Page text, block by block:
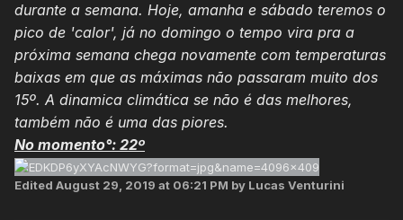
durante a semana. Hoje, amanha e sábado teremos o
pico de 'calor', já no domingo o tempo vira pra a
próxima semana chega novamente com temperaturas
baixas em que as máximas não passaram muito dos
15º. A dinamica climática se não é das melhores,
também não é uma das piores.
No momento°: 22º
Edited August 29, 2019 at 06:21 PM by Lucas Venturini